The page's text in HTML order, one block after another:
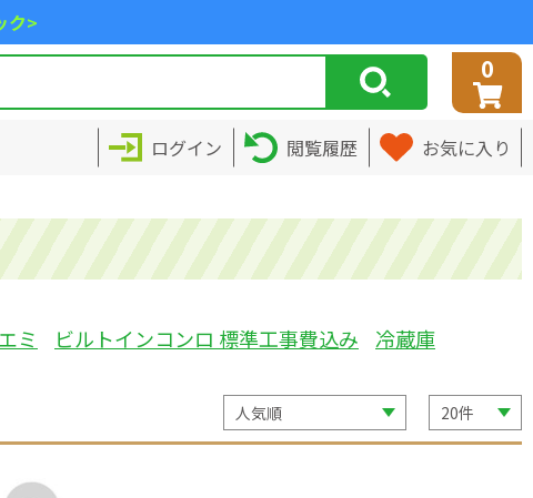
ク>
0
ログイン 閲覧履歴 お気に入り
ミ ビルトインコンロ 標準工事費込み 冷蔵庫